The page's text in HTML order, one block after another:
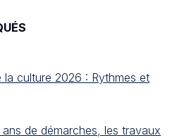
la culture 2026 : Rythmes et
ans de démarches, les travaux